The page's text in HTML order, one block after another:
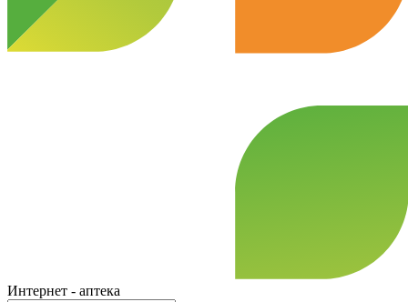
Интернет - аптека